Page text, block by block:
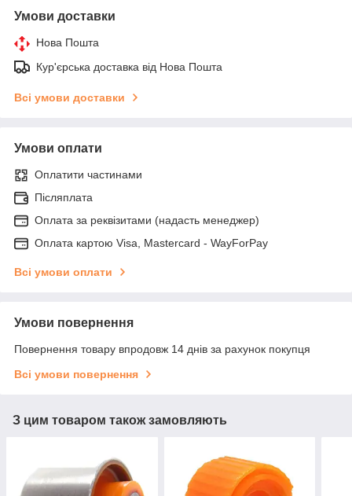
Умови доставки
Нова Пошта
Кур'єрська доставка від Нова Пошта
Всі умови доставки
Умови оплати
Оплатити частинами
Післяплата
Оплата за реквізитами (надасть менеджер)
Оплата картою Visa, Mastercard - WayForPay
Всі умови оплати
Умови повернення
Повернення товару впродовж 14 днів за рахунок покупця
Всі умови повернення
З цим товаром також замовляють